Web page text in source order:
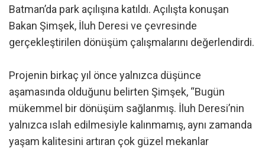
Batman’da park açılışına katıldı. Açılışta konuşan
Bakan Şimşek, İluh Deresi ve çevresinde
gerçekleştirilen dönüşüm çalışmalarını değerlendirdi.
Projenin birkaç yıl önce yalnızca düşünce
aşamasında olduğunu belirten Şimşek, “Bugün
mükemmel bir dönüşüm sağlanmış. İluh Deresi’nin
yalnızca ıslah edilmesiyle kalınmamış, aynı zamanda
yaşam kalitesini artıran çok güzel mekanlar